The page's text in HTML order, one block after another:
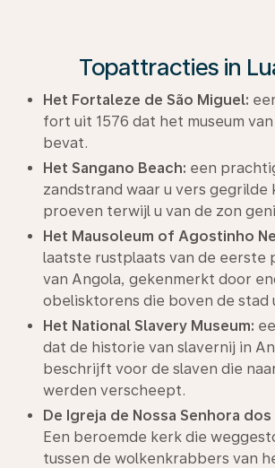
Topattracties in
Het Fortaleze de São Miguel:
fort uit 1576 dat het museum
bevat.
Het Sangano Beach: een
zandstrand waar u vers
proeven terwijl u van de zon
Het Mausoleum of Agostinho
laatste rustplaats van de eerste
van Angola, gekenmerkt door
obelisktorens die boven de stad
Het National Slavery Museum:
dat de historie van slavernij in
beschrijft voor de slaven die
werden verscheept.
De Igreja de Nossa Senhora dos
Een beroemde kerk die
tussen de wolkenkrabbers van